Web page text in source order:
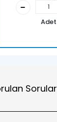
Adet
Sorular